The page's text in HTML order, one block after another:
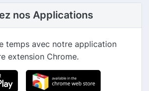
nos Applications
temps avec notre application
extension Chrome.